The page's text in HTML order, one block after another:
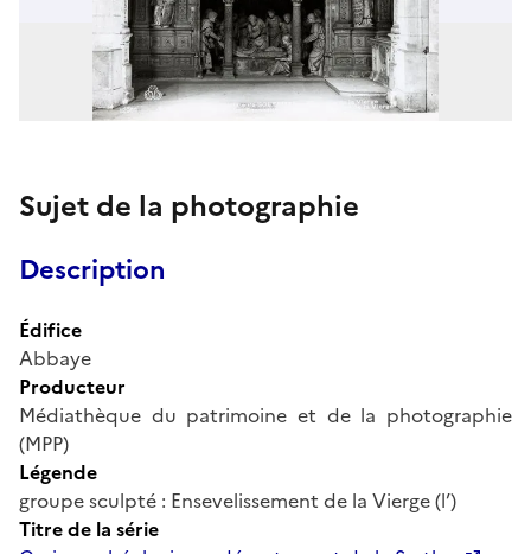
Sujet de la photographie
Description
Édifice
Abbaye
Producteur
Médiathèque du patrimoine et de la photographie
(MPP)
Légende
groupe sculpté : Ensevelissement de la Vierge (l’)
Titre de la série